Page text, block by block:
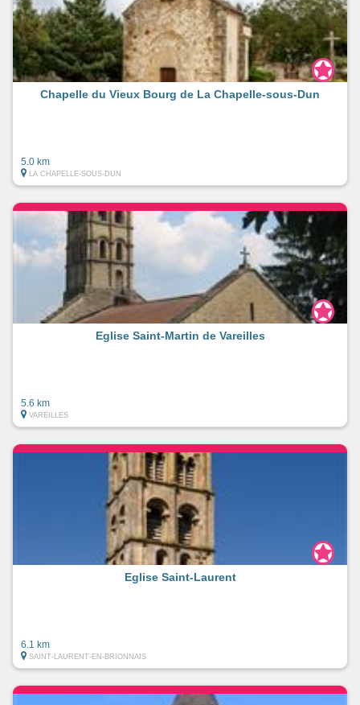
Chapelle du Vieux Bourg de La Chapelle-sous-Dun
5.0 km
LA CHAPELLE-SOUS-DUN
Eglise Saint-Martin de Vareilles
5.6 km
VAREILLES
Eglise Saint-Laurent
6.1 km
SAINT-LAURENT-EN-BRIONNAIS